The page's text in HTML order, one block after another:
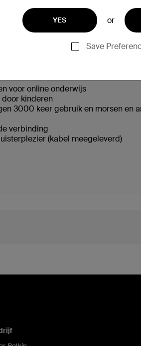
YES or
Save
het gehoor
voor online onderwijs
kinderen
3000 keer gebruik en morsen en
verbinding
(kabel meegeleverd)